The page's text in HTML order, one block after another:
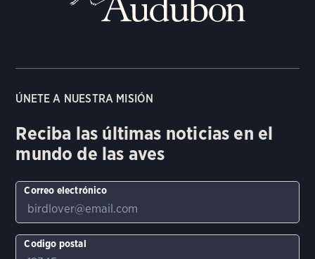
ÚNETE A NUESTRA MISIÓN
Reciba las últimas noticias en el
mundo de las aves
Correo electrónico
Codigo postal